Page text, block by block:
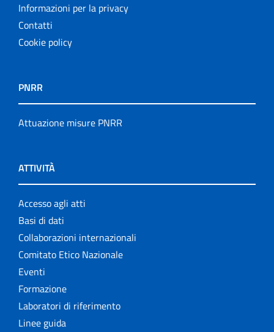
Informazioni per la privacy
Contatti
Cookie policy
PNRR
Attuazione misure PNRR
ATTIVITÀ
Accesso agli atti
Basi di dati
Collaborazioni internazionali
Comitato Etico Nazionale
Eventi
Formazione
Laboratori di riferimento
Linee guida